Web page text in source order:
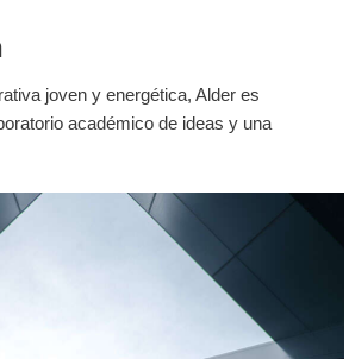
joven y energética, Alder es
académico de ideas y una